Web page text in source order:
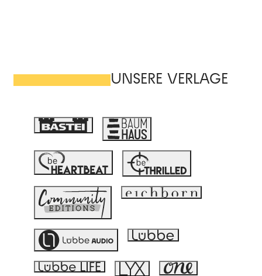
UNSERE VERLAGE